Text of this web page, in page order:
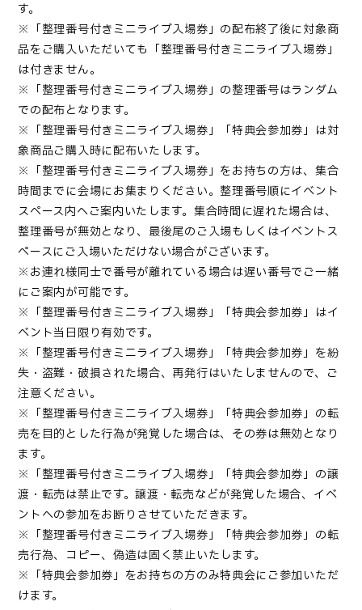
す。
※「整理番号付きミニライブ入場券」の配布終了後に対象商
品をご購入いただいても「整理番号付きミニライブ入場券」
は付きません。
※「整理番号付きミニライブ入場券」の整理番号はランダム
での配布となります。
※「整理番号付きミニライブ入場券」「特典会参加券」は対
象商品ご購入時に配布いたします。
※「整理番号付きミニライブ入場券」をお持ちの方は、集合
時間までに会場にお集まりください。整理番号順にイベント
スペース内へご案内いたします。集合時間に遅れた場合は、
整理番号が無効となり、最後尾のご⼊場もしくはイベントス
ペースにご⼊場いただけない場合がございます。
※お連れ様同⼠で番号が離れている場合は遅い番号でご⼀緒
にご案内が可能です。
※「整理番号付きミニライブ入場券」「特典会参加券」はイ
ベント当⽇限り有効です。
※「整理番号付きミニライブ入場券」「特典会参加券」を紛
失・盗難・破損された場合、再発⾏はいたしませんので、ご
注意ください。
※「整理番号付きミニライブ入場券」「特典会参加券」の転
売を目的とした行為が発覚した場合は、その券は無効となり
ます。
※「整理番号付きミニライブ入場券」「特典会参加券」の譲
渡・転売は禁止です。譲渡・転売などが発覚した場合、イベ
ントへの参加をお断りさせていただきます。
※「整理番号付きミニライブ入場券」「特典会参加券」の転
売行為、コピー、偽造は固く禁止いたします。
※「特典会参加券」をお持ちの⽅のみ特典会にご参加いただ
けます。